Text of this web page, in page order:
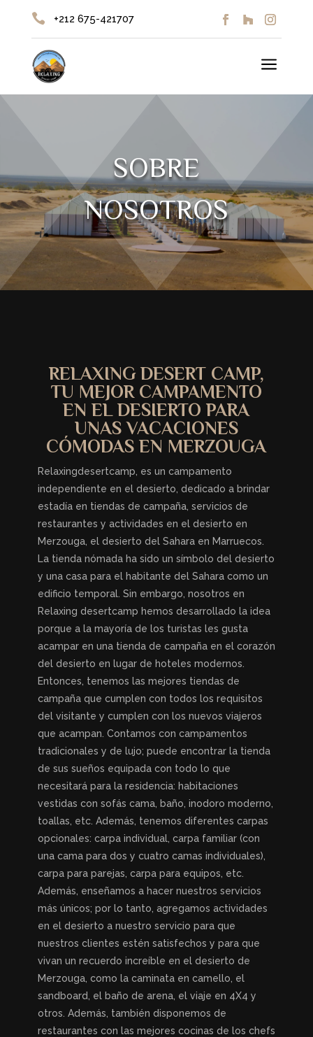
 +212 675-421707
a
SOBRE
NOSOTROS
RELAXING DESERT CAMP,
TU MEJOR CAMPAMENTO
EN EL DESIERTO PARA
UNAS VACACIONES
CÓMODAS EN MERZOUGA
Relaxingdesertcamp, es un campamento
independiente en el desierto, dedicado a brindar
estadía en tiendas de campaña, servicios de
restaurantes y actividades en el desierto en
Merzouga, el desierto del Sahara en Marruecos.
La tienda nómada ha sido un símbolo del desierto
y una casa para el habitante del Sahara como un
edificio temporal. Sin embargo, nosotros en
Relaxing desertcamp hemos desarrollado la idea
porque a la mayoría de los turistas les gusta
acampar en una tienda de campaña en el corazón
del desierto en lugar de hoteles modernos.
Entonces, tenemos las mejores tiendas de
campaña que cumplen con todos los requisitos
del visitante y cumplen con los nuevos viajeros
que acampan. Contamos con campamentos
tradicionales y de lujo; puede encontrar la tienda
de sus sueños equipada con todo lo que
necesitará para la residencia: habitaciones
vestidas con sofás cama, baño, inodoro moderno,
toallas, etc. Además, tenemos diferentes carpas
opcionales: carpa individual, carpa familiar (con
una cama para dos y cuatro camas individuales),
carpa para parejas, carpa para equipos, etc.
Además, enseñamos a hacer nuestros servicios
más únicos; por lo tanto, agregamos actividades
en el desierto a nuestro servicio para que
nuestros clientes estén satisfechos y para que
vivan un recuerdo increíble en el desierto de
Merzouga, como la caminata en camello, el
sandboard, el baño de arena, el viaje en 4X4 y
otros. Además, también disponemos de
restaurantes con las mejores cocinas de los chefs